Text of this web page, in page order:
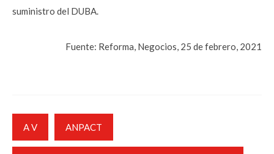
suministro del DUBA.
Fuente: Reforma, Negocios, 25 de febrero, 2021
A V ANPACT